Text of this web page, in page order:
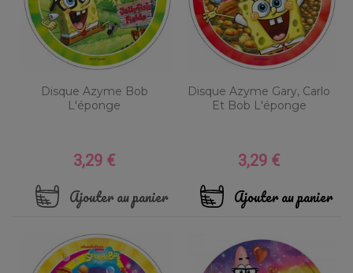
Disque Azyme Bob
L'éponge
Prix
3,29 €
Ajouter au panier
Disque Azyme Gary, Carlo
Et Bob L'éponge
Prix
3,29 €
Ajouter au panier